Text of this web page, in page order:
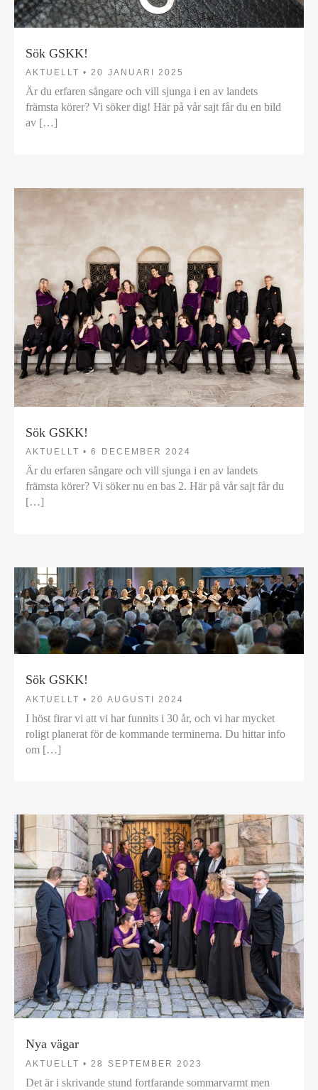
Sök GSKK!
AKTUELLT • 20 JANUARI 2025
Är du erfaren sångare och vill sjunga i en av landets
främsta körer? Vi söker dig! Här på vår sajt får du en bild
av […]
Sök GSKK!
AKTUELLT • 6 DECEMBER 2024
Är du erfaren sångare och vill sjunga i en av landets
främsta körer? Vi söker nu en bas 2. Här på vår sajt får du
[…]
Sök GSKK!
AKTUELLT • 20 AUGUSTI 2024
I höst firar vi att vi har funnits i 30 år, och vi har mycket
roligt planerat för de kommande terminerna. Du hittar info
om […]
Nya vägar
AKTUELLT • 28 SEPTEMBER 2023
Det är i skrivande stund fortfarande sommarvarmt men